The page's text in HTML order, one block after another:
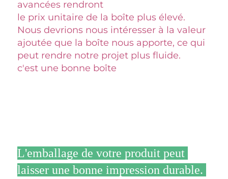
avancées rendront
le prix unitaire de la boîte plus élevé.
Nous devrions nous intéresser à la valeur
ajoutée que la boîte nous apporte, ce qui
peut rendre notre projet plus fluide.
c'est une bonne boîte
L'emballage de votre produit peut
laisser une bonne impression durable.